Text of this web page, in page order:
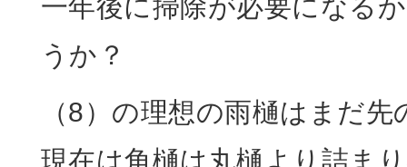
一年後に掃除が必要になる
うか？
（8）の理想の雨樋はまだ
現在は角樋は丸樋より詰ま